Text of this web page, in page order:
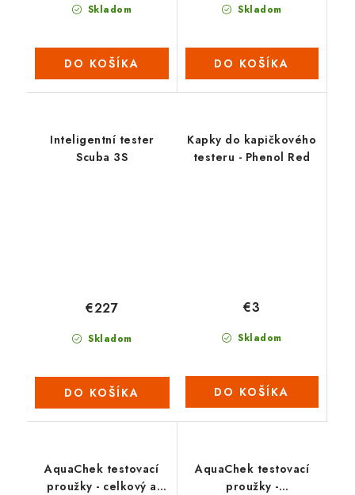
Skladom
DO KOŠÍKA
Skladom
DO KOŠÍKA
Inteligentní tester
Scuba 3S
Skladom
€227
DO KOŠÍKA
Kapky do kapičkového
testeru - Phenol Red
Skladom
€3
DO KOŠÍKA
AquaChek testovací
proužky - celkový a
AquaChek testovací
proužky -